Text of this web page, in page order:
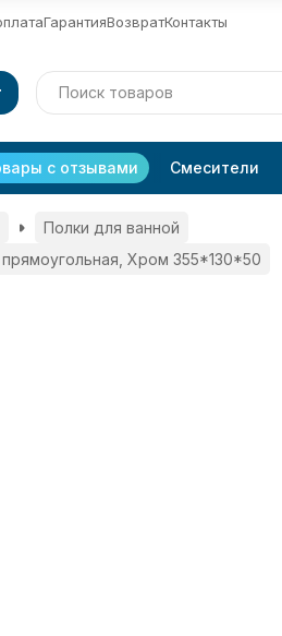
ГарантияВозвратКонтакты
с отзывами Смесители
Полки для ванной
прямоугольная, Хром 355*130*50